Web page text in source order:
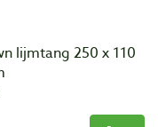
lijmtang 250 x 110